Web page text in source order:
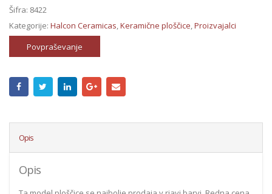
Šifra: 8422
Kategorije: Halcon Ceramicas,Keramične ploščice,Proizvajalci
Povpraševanje
Opis
Opis